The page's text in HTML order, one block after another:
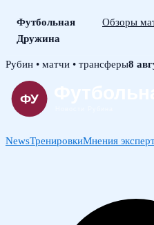
Футбольная
Дружина
Обзоры
Skip
content
Рубин • матчи • трансферы8
NewsТренировкиМнения